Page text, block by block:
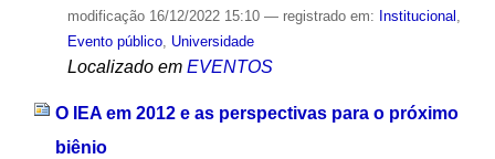
modificação16/12/2022 15:10 — registrado em: Institucional
Evento público, Universidade
Localizado em EVENTOS
O IEA em 2012 e as perspectivas para o próximo
biênio